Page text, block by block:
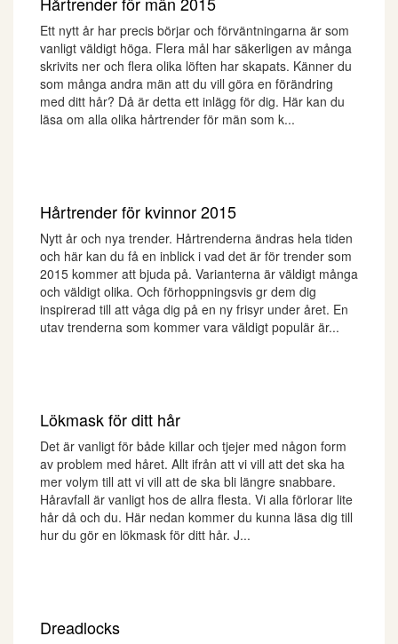
Ett nytt år har precis börjar och förväntningarna är som
vanligt väldigt höga. Flera mål har säkerligen av många
skrivits ner och flera olika löften har skapats. Känner du
som många andra män att du vill göra en förändring
med ditt hår? Då är detta ett inlägg för dig. Här kan du
läsa om alla olika hårtrender för män som k...
Hårtrender för kvinnor 2015
Nytt år och nya trender. Hårtrenderna ändras hela tiden
och här kan du få en inblick i vad det är för trender som
2015 kommer att bjuda på. Varianterna är väldigt många
och väldigt olika. Och förhoppningsvis gr dem dig
inspirerad till att våga dig på en ny frisyr under året. En
utav trenderna som kommer vara väldigt populär är...
Lökmask för ditt hår
Det är vanligt för både killar och tjejer med någon form
av problem med håret. Allt ifrån att vi vill att det ska ha
mer volym till att vi vill att de ska bli längre snabbare.
Håravfall är vanligt hos de allra flesta. Vi alla förlorar lite
hår då och du. Här nedan kommer du kunna läsa dig till
hur du gör en lökmask för ditt hår. J...
Dreadlocks